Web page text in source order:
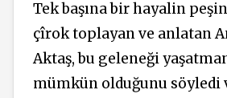
Tek başına bir hayalin
çîrok toplayan ve anlatan
Aktaş, bu geleneği
mümkün olduğunu söyledi